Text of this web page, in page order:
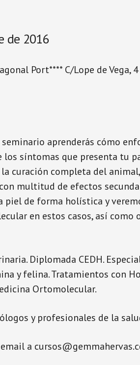
de 2016
Port**** C/Lope de Vega, 4
seminario aprenderás cómo
síntomas que presenta tu
curación completa del
multitud de efectos
piel de forma holística y
en estos casos, así como
Diplomada CEDH.
y felina. Tratamientos con
Ortomolecular.
y profesionales de la
a